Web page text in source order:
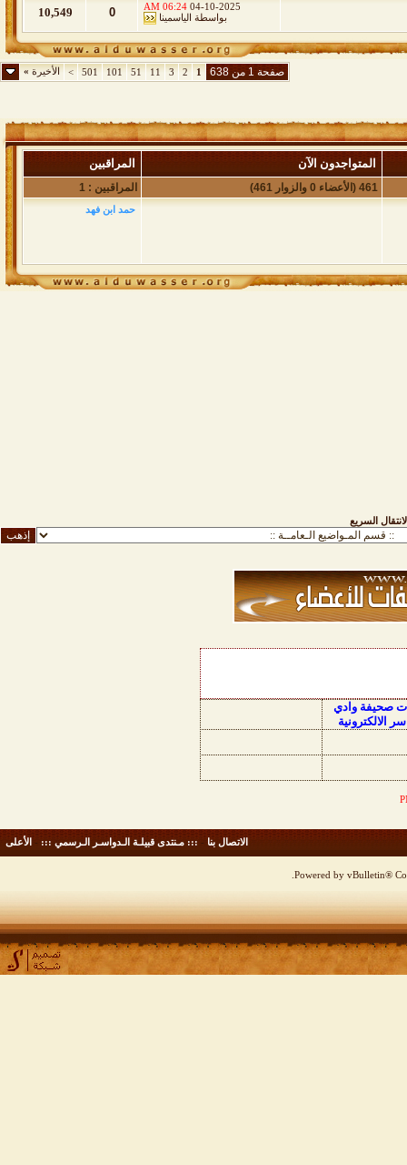
04-10-2025
06:24 AM
بواسطة الياسمينا 0
10,549
صفحة 1 من 638 1
2
3
11
51
101
501
> الأخيرة»
المتواجدون الآن المراقبين
461 (الأعضاء 0 والزوار 461) المراقبين : 1
حمد ابن فهد
السريع
صحيفة وادي
الالكترونية
الاتصال بنا - ::: مـنتدى قبيلـة الـدواسـر الـرسمي ::: - الأعلى
Powered by vBulletin®